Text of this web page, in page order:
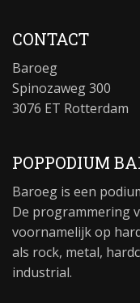
CONTACT
Baroeg
Spinozaweg 300
3076 ET Rotterdam
POPPODIUM
Baroeg is een
De programmering
voornamelijk op
als rock, metal,
industrial.